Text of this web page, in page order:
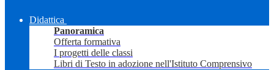
Didattica
Panoramica
Offerta formativa
I progetti delle classi
Libri di Testo in adozione nell'Istituto Comprensivo